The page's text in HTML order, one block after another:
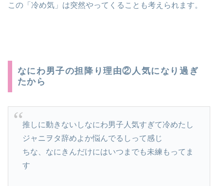
この「冷め気」は突然やってくることも考えられます。
なにわ男子の担降り理由②人気になり過ぎ
たから
推しに動きないしなにわ男子人気すぎて冷めたし
ジャニヲタ辞めよか悩んでるしって感じ
ちな、なにきんだけにはいつまでも未練もってま
す